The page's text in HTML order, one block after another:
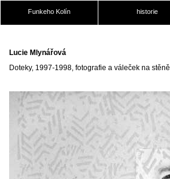
Funkeho Kolín historie
Lucie Mlynářová
Doteky, 1997-1998, fotografie a váleček na stěně